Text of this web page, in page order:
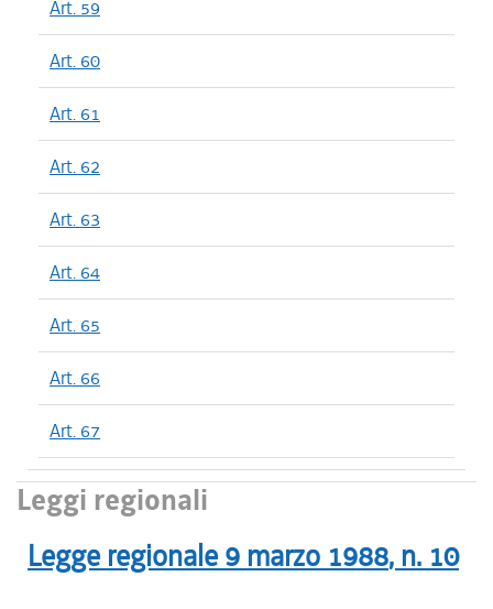
Art. 59
Art. 60
Art. 61
Art. 62
Art. 63
Art. 64
Art. 65
Art. 66
Art. 67
Leggi regionali
Legge regionale 9 marzo 1988, n. 10